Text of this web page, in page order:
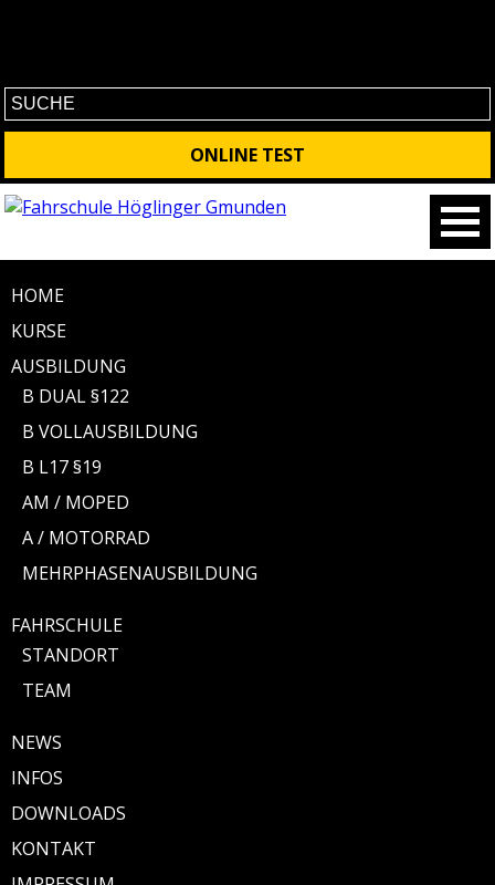
ONLINE TEST
HOME
KURSE
AUSBILDUNG
B DUAL §122
B VOLLAUSBILDUNG
B L17 §19
AM / MOPED
A / MOTORRAD
MEHRPHASENAUSBILDUNG
FAHRSCHULE
STANDORT
TEAM
NEWS
INFOS
DOWNLOADS
KONTAKT